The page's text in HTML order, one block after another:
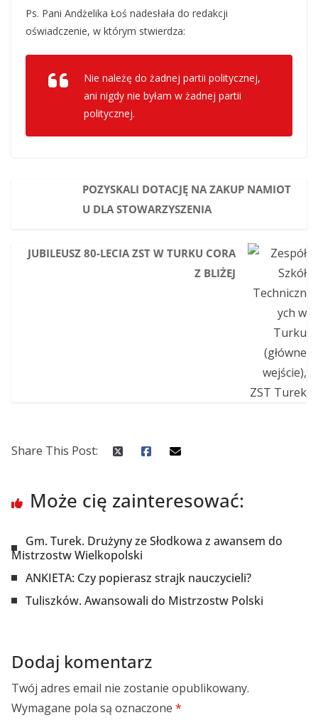
Ps. Pani Andżelika Łoś nadesłała do redakcji
oświadczenie, w którym stwierdza:
Nie należę do żadnej partii politycznej,
ani nigdy nie byłam w żadnej partii
politycznej.
POZYSKALI DOTACJĘ NA ZAKUP NAMIOT
U DLA STOWARZYSZENIA
JUBILEUSZ 80-LECIA ZST W TURKU CORA
Z BLIŻEJ
Share This Post:
Może cię zainteresować:
Gm. Turek. Drużyny ze Słodkowa z awansem do
Mistrzostw Wielkopolski
ANKIETA: Czy popierasz strajk nauczycieli?
Tuliszków. Awansowali do Mistrzostw Polski
Dodaj komentarz
Twój adres email nie zostanie opublikowany.
Wymagane pola są oznaczone *